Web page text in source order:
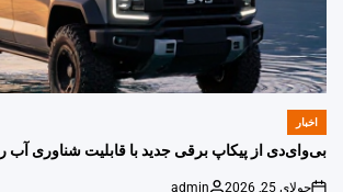
POSTED
اخبار
بی‌وای‌دی از پیکاپ برقی جدید با قابلیت شناوری آب
جولای 25, 2026 admin